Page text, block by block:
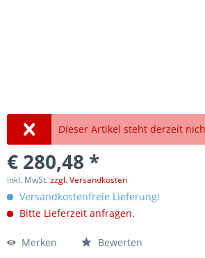
Dieser Artikel steht derzeit
€ 280,48 *
inkl. MwSt.zzgl. Versandkosten
Versandkostenfreie Lieferung!
Bitte Lieferzeit anfragen.
Merken Bewerten